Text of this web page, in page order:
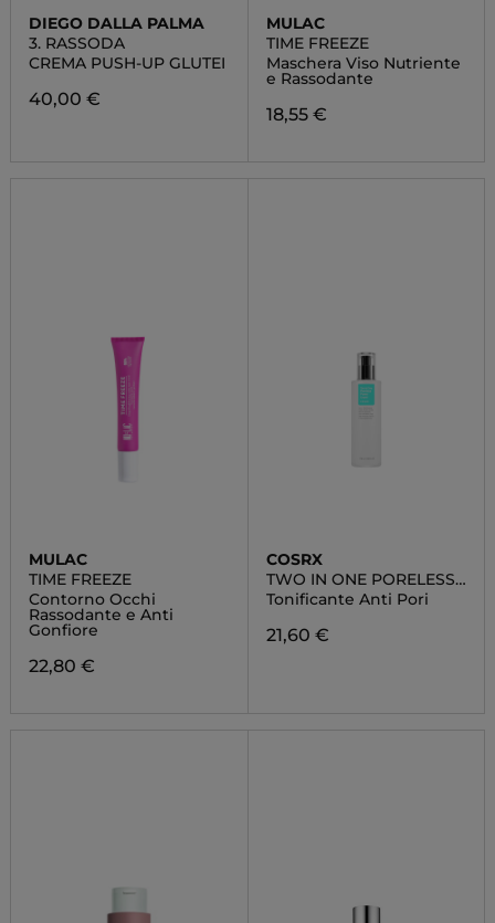
DIEGO DALLA PALMA
3. RASSODA
CREMA PUSH-UP GLUTEI
40,00 €
MULAC
TIME FREEZE
Maschera Viso Nutriente
e Rassodante
18,55 €
MULAC
TIME FREEZE
Contorno Occhi
Rassodante e Anti
Gonfiore
22,80 €
COSRX
TWO IN ONE PORELESS
POWER LIQUID
Tonificante Anti Pori
21,60 €